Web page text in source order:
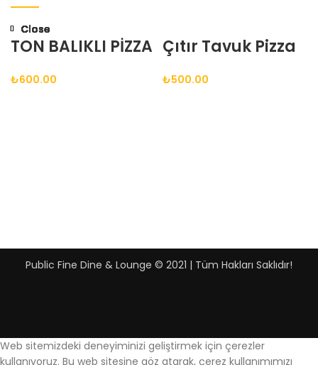
Close
TON BALIKLI PİZZA
₺600.00
Close
Çıtır Tavuk Pizza
₺500.00
Close
Close
Close
Close
Close
Public Fine Dine & Lounge © 2021 | Tüm Hakları Saklıdır!
Web sitemizdeki deneyiminizi geliştirmek için çerezler
kullanıyoruz. Bu web sitesine göz atarak, çerez kullanımımızı